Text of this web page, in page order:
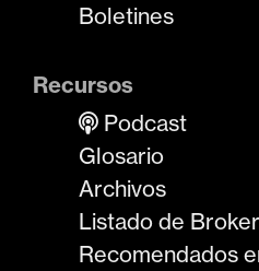
Boletines
Recursos
Podcast
Glosario
Archivos
Listado de
Recomendados